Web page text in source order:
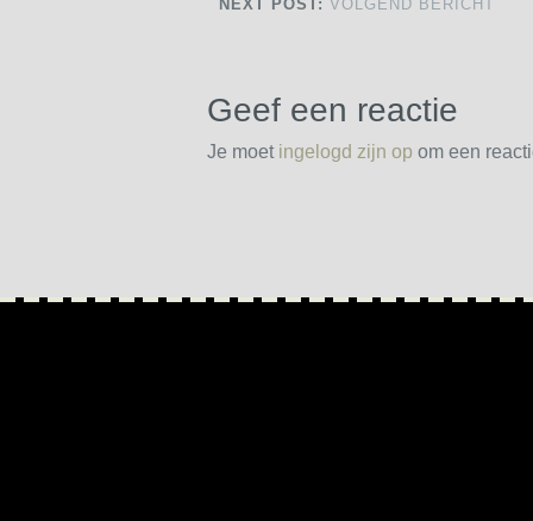
NEXT POST: VOLGEND BERICHT
Geef een reactie
Je moet ingelogd zijn op om een